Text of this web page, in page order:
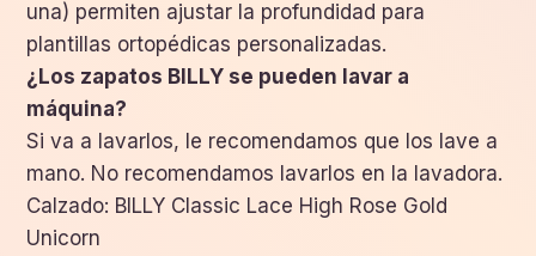
una) permiten ajustar la profundidad para
plantillas ortopédicas personalizadas.
¿Los zapatos BILLY se pueden lavar a
máquina?
Si va a lavarlos, le recomendamos que los lave a
mano. No recomendamos lavarlos en la lavadora.
Calzado: BILLY Classic Lace High Rose Gold
Unicorn